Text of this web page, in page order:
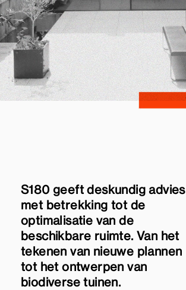
S180 geeft deskundig advies
met betrekking tot de
optimalisatie van de
beschikbare ruimte. Van het
tekenen van nieuwe plannen
tot het ontwerpen van
biodiverse tuinen.